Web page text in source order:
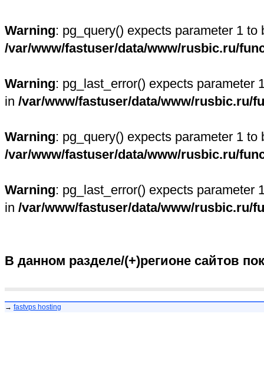
Warning: pg_query() expects parameter 1
/var/www/fastuser/data/www/rusbic.ru/
Warning: pg_last_error() expects parameter
in /var/www/fastuser/data/www/rusbic.ru/
Warning: pg_query() expects parameter 1
/var/www/fastuser/data/www/rusbic.ru/
Warning: pg_last_error() expects parameter
in /var/www/fastuser/data/www/rusbic.ru/
В данном разделе/(+)регионе сайтов
→ fastvps hosting